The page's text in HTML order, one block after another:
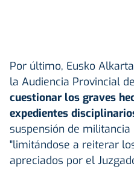
Por último, Eusko
la Audiencia Provincial
cuestionar los graves
expedientes
suspensión de
"limitándose a reiterar
apreciados por el